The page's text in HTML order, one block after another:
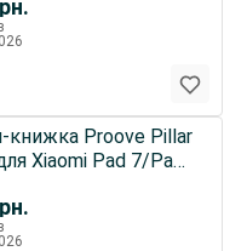
книжка Proove Pillar
Xiaomi Pad 7/Pad